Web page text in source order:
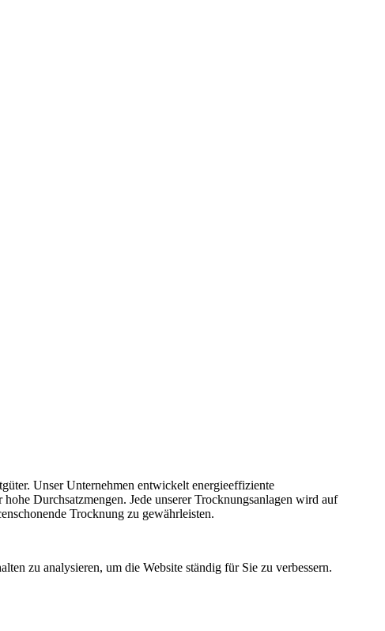
Unser Unternehmen entwickelt energieeffiziente
Durchsatzmengen. Jede unserer Trocknungsanlagen wird auf
Trocknung zu gewährleisten.
zu analysieren, um die Website ständig für Sie zu verbessern.